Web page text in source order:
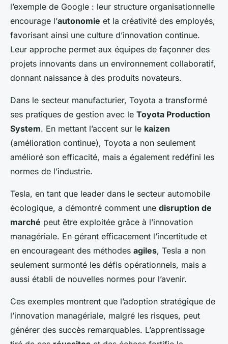
l’exemple de Google : leur structure organisationnelle
encourage l’autonomie et la créativité des employés,
favorisant ainsi une culture d’innovation continue.
Leur approche permet aux équipes de façonner des
projets innovants dans un environnement collaboratif,
donnant naissance à des produits novateurs.
Dans le secteur manufacturier, Toyota a transformé
ses pratiques de gestion avec le Toyota Production
System. En mettant l’accent sur le kaizen
(amélioration continue), Toyota a non seulement
amélioré son efficacité, mais a également redéfini les
normes de l’industrie.
Tesla, en tant que leader dans le secteur automobile
écologique, a démontré comment une disruption de
marché peut être exploitée grâce à l’innovation
managériale. En gérant efficacement l’incertitude et
en encourageant des méthodes agiles, Tesla a non
seulement surmonté les défis opérationnels, mais a
aussi établi de nouvelles normes pour l’avenir.
Ces exemples montrent que l’adoption stratégique de
l’innovation managériale, malgré les risques, peut
générer des succès remarquables. L’apprentissage